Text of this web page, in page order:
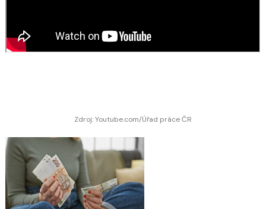
Zdroj: Youtube.com/Úřad práce ČR